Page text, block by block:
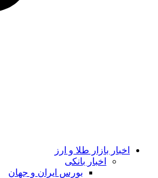
اخبار بازار طلا و ارز
اخبار بانکی
بورس ایران و جهان